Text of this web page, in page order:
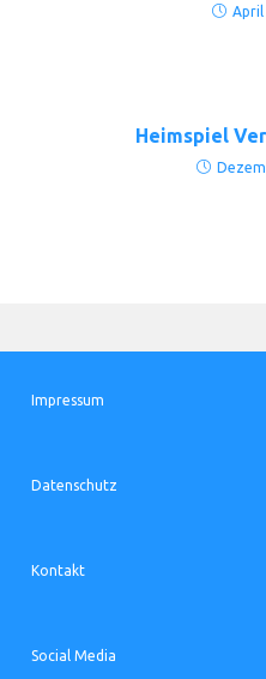
April
Heimspiel
Impressum
Datenschutz
Kontakt
Social Media